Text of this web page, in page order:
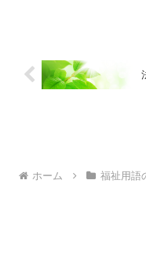
ホーム 福祉用語